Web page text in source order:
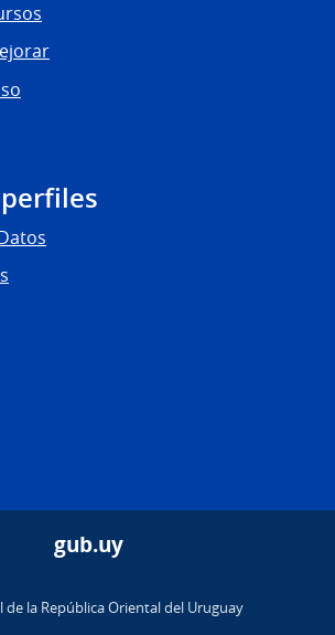
gub.uy
de la República Oriental del Uruguay